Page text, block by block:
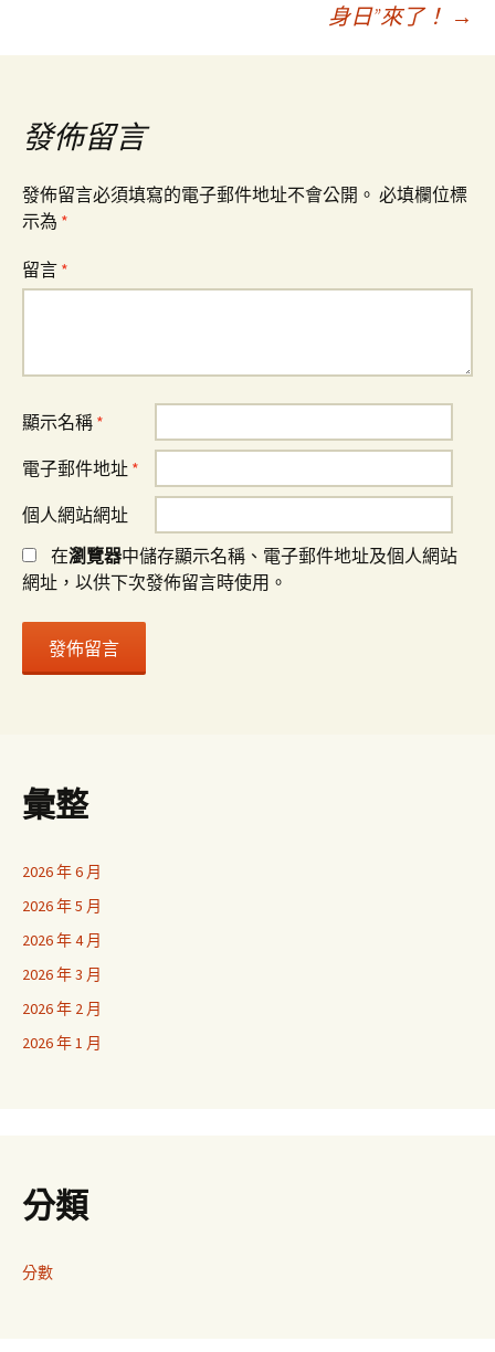
導
覽
身日”來了！ →
發佈留言
發佈留言必須填寫的電子郵件地址不會公開。 必填欄位標
示為 *
留言 *
顯示名稱 *
電子郵件地址 *
個人網站網址
在瀏覽器中儲存顯示名稱、電子郵件地址及個人網站
網址，以供下次發佈留言時使用。
彙整
2026 年 6 月
2026 年 5 月
2026 年 4 月
2026 年 3 月
2026 年 2 月
2026 年 1 月
分類
分數